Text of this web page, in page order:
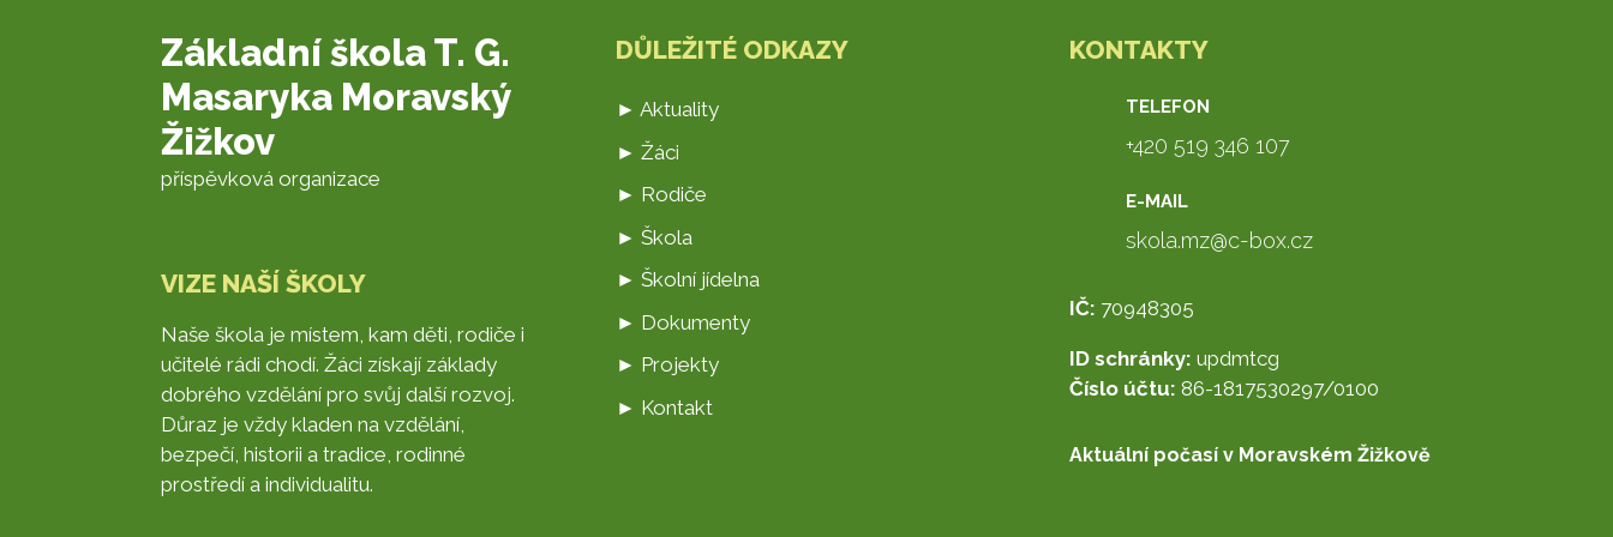
Základní škola T. G.
Masaryka Moravský
Žižkov
příspěvková organizace
VIZE NAŠÍ ŠKOLY
Naše škola je místem, kam děti, rodiče i
učitelé rádi chodí. Žáci získají základy
dobrého vzdělání pro svůj další rozvoj.
Důraz je vždy kladen na vzdělání,
bezpečí, historii a tradice, rodinné
prostředí a individualitu.
DŮLEŽITÉ ODKAZY
► Aktuality
► Žáci
► Rodiče
► Škola
► Školní jídelna
► Dokumenty
► Projekty
► Kontakt
KONTAKTY
TELEFON
+420 519 346 107
E-MAIL
skola.mz@c-box.cz
IČ: 70948305
ID schránky: updmtcg
Číslo účtu: 86-1817530297/0100
Aktuální počasí v Moravském Žižkově